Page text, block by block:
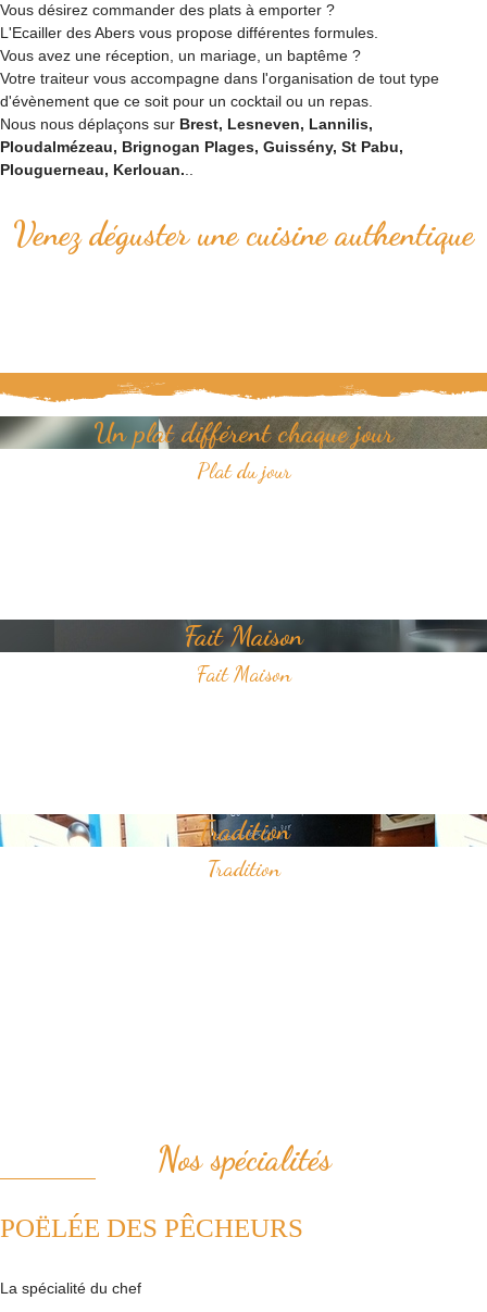
Vous désirez commander des plats à emporter ?
L'Ecailler des Abers vous propose différentes formules.
Vous avez une réception, un mariage, un baptême ?
Votre traiteur vous accompagne dans l'organisation de tout type
d'évènement que ce soit pour un cocktail ou un repas.
Nous nous déplaçons sur Brest, Lesneven, Lannilis,
Ploudalmézeau, Brignogan Plages, Guissény, St Pabu,
Plouguerneau, Kerlouan.
Venez déguster une cuisine authentique
Un plat différent chaque jour
Plat du jour
Fait Maison
Fait Maison
Tradition
Tradition
Nos spécialités
POËLÉE DES PÊCHEURS
La spécialité du chef